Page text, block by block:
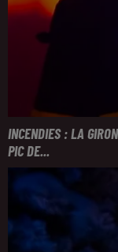
INCENDIES : LA
PIC DE...